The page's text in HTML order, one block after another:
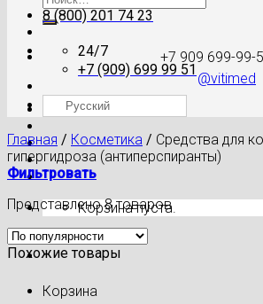
+7 909 699-99-
@vitimed
Где моя посылка?
Корзина пуста.
Корзина
8 (800) 201 74 23
24/7
+7 (909) 699 99 51
Русский
Главная / Косметика / Средства для
гипергидроза (антиперспиранты)
Фильтровать
Представлено 8 товаров
Похожие товары